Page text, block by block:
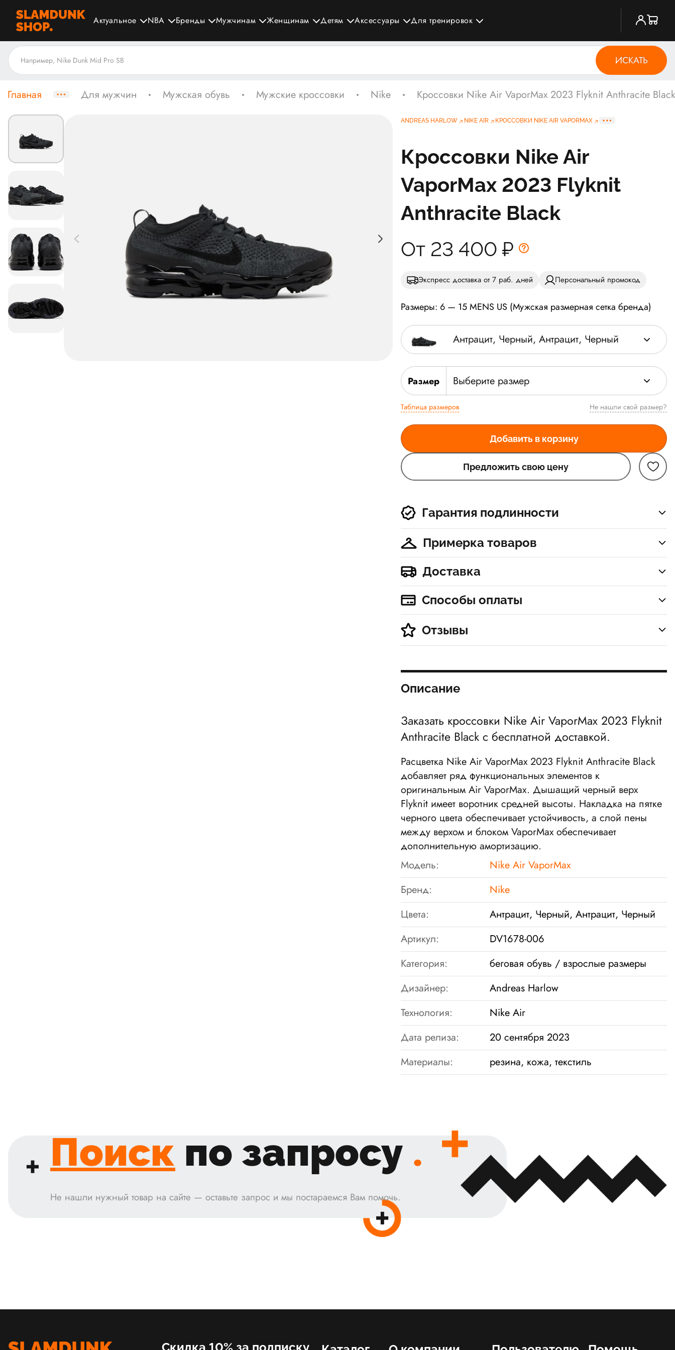
Актуальное NBA Бренды Мужчинам Женщинам Детям Аксессуары Для тренировок
ИСКАТЬ
Главная Для мужчин Мужская обувь Мужские кроссовки Nike Кроссовки Nike Air VaporMax 2023 Flyknit Anthracite Black
ANDREAS HARLOW NIKE AIR КРОССОВКИ NIKE AIR VAPORMAX
Кроссовки Nike Air
VaporMax 2023 Flyknit
Anthracite Black
От 23 400 ₽
Экспресс доставка от 7 раб. дней Персональный промокод
Размеры: 6 — 15 MENS US (Мужская размерная сетка бренда)
Антрацит, Черный, Антрацит, Черный
Размер Выберите размер
Таблица размеров Не нашли свой размер?
Добавить в корзину
Предложить свою цену
Гарантия подлинности
Примерка товаров
Доставка
Способы оплаты
Отзывы
Описание
Заказать кроссовки Nike Air VaporMax 2023 Flyknit
Anthracite Black с бесплатной доставкой.
Расцветка Nike Air VaporMax 2023 Flyknit Anthracite Black
добавляет ряд функциональных элементов к
оригинальным Air VaporMax. Дышащий черный верх
Flyknit имеет воротник средней высоты. Накладка на пятке
черного цвета обеспечивает устойчивость, а слой пены
между верхом и блоком VaporMax обеспечивает
дополнительную амортизацию.
Модель:
Nike Air VaporMax
Бренд:
Nike
Цвета:
Антрацит, Черный, Антрацит, Черный
Артикул:
DV1678-006
Категория:
беговая обувь / взрослые размеры
Дизайнер:
Andreas Harlow
Технология:
Nike Air
Дата релиза:
20 сентября 2023
Материалы:
резина, кожа, текстиль
Поиск по запросу .
Не нашли нужный товар на сайте — оставьте запрос и мы постараемся Вам помочь.